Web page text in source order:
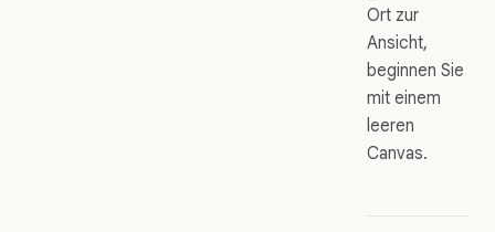
Ort zur
Ansicht,
beginnen Sie
mit einem
leeren
Canvas.